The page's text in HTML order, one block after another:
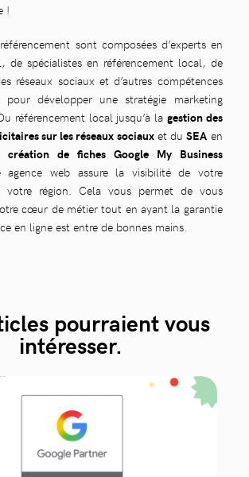
!
sont composées d’experts en
de spécialistes en référencement local, de
réseaux sociaux et d’autres compétences
pour développer une stratégie marketing
référencement local jusqu’à la gestion des
sur les réseaux sociauxet duSEA en
création de fiches Google My Business
agence web assure la visibilité de votre
votre région. Cela vous permet de vous
cœur de métier tout en ayant la garantie
en ligne est entre de bonnes mains.
pourraient vous
intéresser.